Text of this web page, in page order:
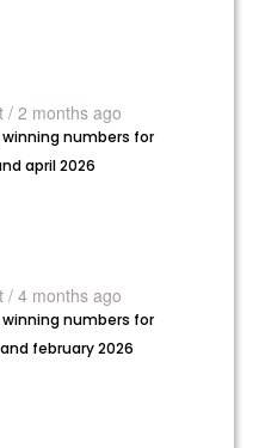
/ 2 months ago
numbers for
april 2026
/ 4 months ago
numbers for
february 2026